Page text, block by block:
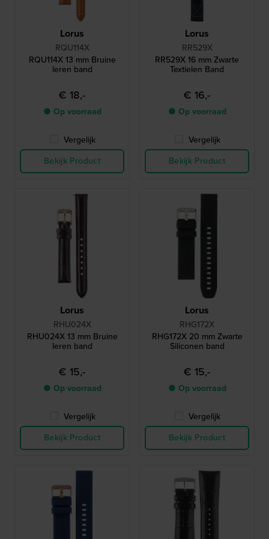
Lorus
RQU114X
RQU114X 13 mm Bruine
leren band
€ 18,-
● Op voorraad
Vergelijk
Bekijk Product
Lorus
RR529X
RR529X 16 mm Zwarte
Textielen Band
€ 16,-
● Op voorraad
Vergelijk
Bekijk Product
Lorus
RHU024X
RHU024X 13 mm Bruine
leren band
€ 15,-
● Op voorraad
Vergelijk
Bekijk Product
Lorus
RHG172X
RHG172X 20 mm Zwarte
Siliconen band
€ 15,-
● Op voorraad
Vergelijk
Bekijk Product